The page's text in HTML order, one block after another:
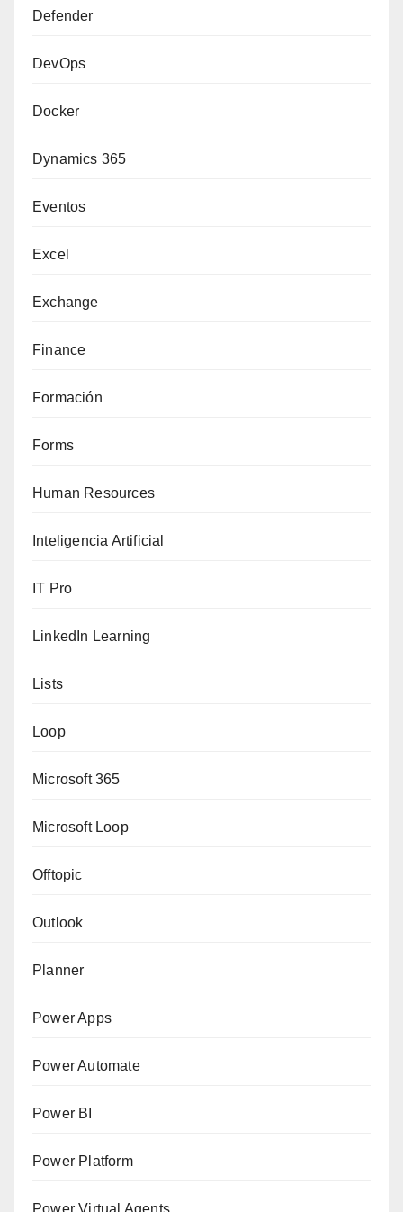
Defender
DevOps
Docker
Dynamics 365
Eventos
Excel
Exchange
Finance
Formación
Forms
Human Resources
Inteligencia Artificial
IT Pro
LinkedIn Learning
Lists
Loop
Microsoft 365
Microsoft Loop
Offtopic
Outlook
Planner
Power Apps
Power Automate
Power BI
Power Platform